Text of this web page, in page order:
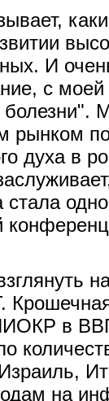
И
с моей
рынком
духа в
стала
в
на